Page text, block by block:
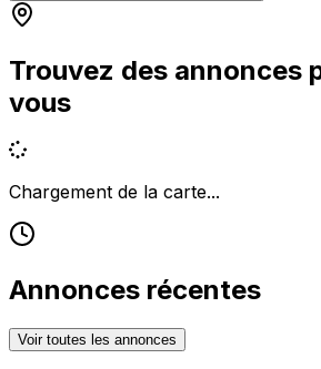
Trouvez des annonces
vous
Chargement de la carte...
Annonces récentes
Voir toutes les annonces